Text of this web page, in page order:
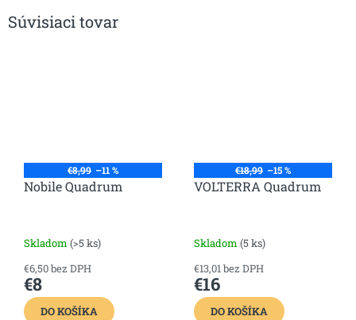
Súvisiaci tovar
€8,99 –11 %
Nobile Quadrum
Skladom (>5 ks)
€6,50 bez DPH
€8
DO KOŠÍKA
€18,99 –15 %
VOLTERRA Quadrum
Skladom (5 ks)
€13,01 bez DPH
€16
DO KOŠÍKA